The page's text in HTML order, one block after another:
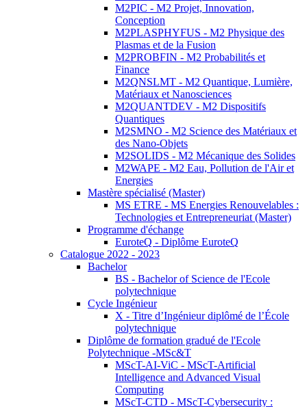
M2PIC - M2 Projet, Innovation,
Conception
M2PLASPHYFUS - M2 Physique des
Plasmas et de la Fusion
M2PROBFIN - M2 Probabilités et
Finance
M2QNSLMT - M2 Quantique, Lumière,
Matériaux et Nanosciences
M2QUANTDEV - M2 Dispositifs
Quantiques
M2SMNO - M2 Science des Matériaux et
des Nano-Objets
M2SOLIDS - M2 Mécanique des Solides
M2WAPE - M2 Eau, Pollution de l'Air et
Energies
Mastère spécialisé (Master)
MS ETRE - MS Energies Renouvelables :
Technologies et Entrepreneuriat (Master)
Programme d'échange
EuroteQ - Diplôme EuroteQ
Catalogue 2022 - 2023
Bachelor
BS - Bachelor of Science de l'Ecole
polytechnique
Cycle Ingénieur
X - Titre d’Ingénieur diplômé de l’École
polytechnique
Diplôme de formation gradué de l'Ecole
Polytechnique -MSc&T
MScT-AI-ViC - MScT-Artificial
Intelligence and Advanced Visual
Computing
MScT-CTD - MScT-Cybersecurity :